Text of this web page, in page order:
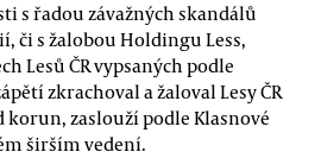
s řadou závažných skandálů
či s žalobou Holdingu Less,
Lesů ČR vypsaných podle
zkrachoval a žaloval Lesy ČR
korun, zaslouží podle Klasnové
širším vedení.